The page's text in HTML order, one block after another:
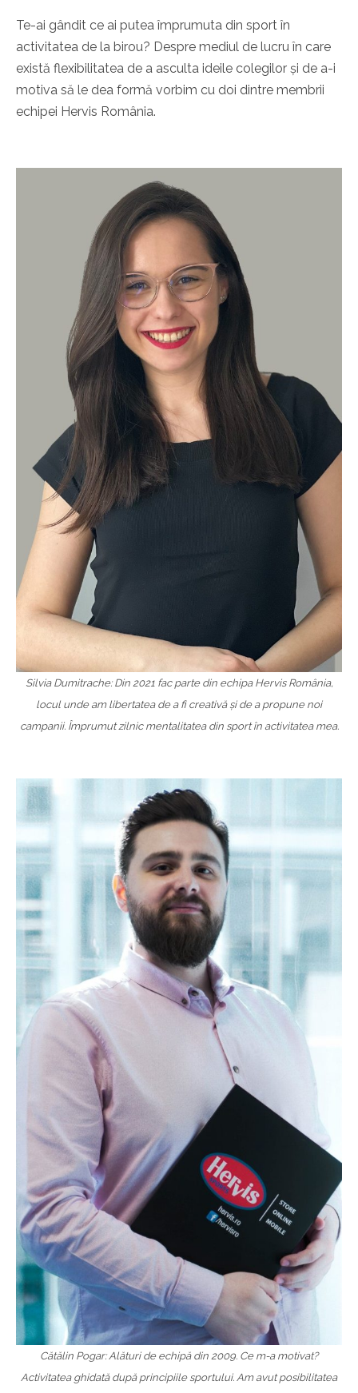
Te-ai gândit ce ai putea împrumuta din sport în
activitatea de la birou? Despre mediul de lucru în care
există flexibilitatea de a asculta ideile colegilor și de a-i
motiva să le dea formă vorbim cu doi dintre membrii
echipei Hervis România.
Silvia Dumitrache: Din 2021 fac parte din echipa Hervis România,
locul unde am libertatea de a fi creativă și de a propune noi
campanii. Împrumut zilnic mentalitatea din sport în activitatea mea.
Cătălin Pogar: Alături de echipă din 2009. Ce m-a motivat?
Activitatea ghidată după principiile sportului. Am avut posibilitatea